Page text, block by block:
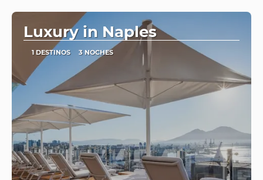
Luxury in Naples
1 DESTINOS 3 NOCHES